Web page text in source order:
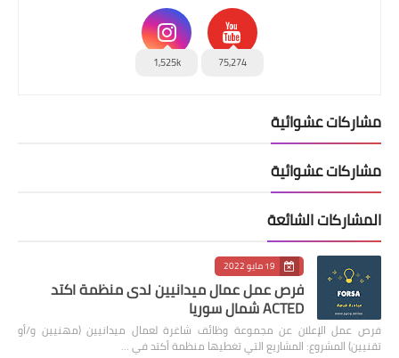
75,274
1,525k
مشاركات عشوائية
مشاركات عشوائية
المشاركات الشائعة
19 مايو 2022
فرص عمل عمال ميدانيين لدى منظمة اكتد
ACTED شمال سوريا
فرص عمل الإعلان عن مجموعة وظائف شاغرة لعمال ميدانيين (مهنيين و/أو
تقنيين) المشروع: المشاريع التي تغطيها منظمة أكتد في …